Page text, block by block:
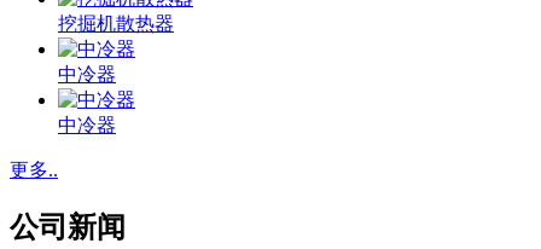
挖掘机散热器
中冷器
中冷器
更多..
公司新闻